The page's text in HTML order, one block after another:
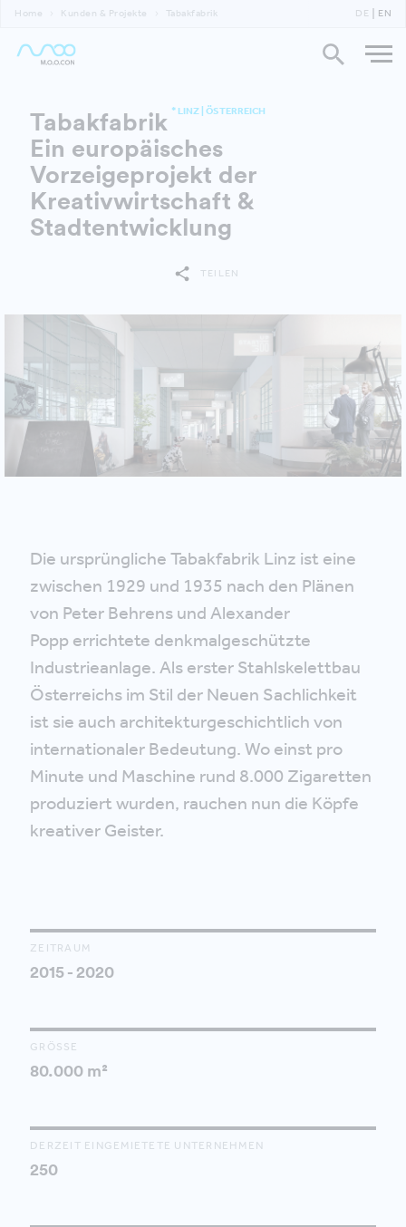
Home Kunden & Projekte Tabakfabrik DE EN
Tabakfabrik * LINZ | ÖSTERREICH
Ein europäisches
Vorzeigeprojekt der
Kreativwirtschaft &
Stadtentwicklung
TEILEN
Die ursprüngliche Tabakfabrik Linz ist eine
zwischen 1929 und 1935 nach den Plänen
von Peter Behrens und Alexander
Popp errichtete denkmalgeschützte
Industrieanlage. Als erster Stahlskelettbau
Österreichs im Stil der Neuen Sachlichkeit
ist sie auch architekturgeschichtlich von
internationaler Bedeutung. Wo einst pro
Minute und Maschine rund 8.000 Zigaretten
produziert wurden, rauchen nun die Köpfe
kreativer Geister.
ZEITRAUM
2015 - 2020
GRÖSSE
80.000 m²
DERZEIT EINGEMIETETE UNTERNEHMEN
250